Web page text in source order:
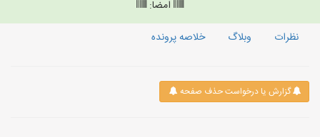
امضا:
نظرات
وبلاگ خلاصه پرونده
گزارش یا درخواست حذف صفحه